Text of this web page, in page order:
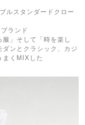
ルスタンダードクロー
ランド
服」そして「時を楽し
ンとクラシック、カジ
まくMIXした